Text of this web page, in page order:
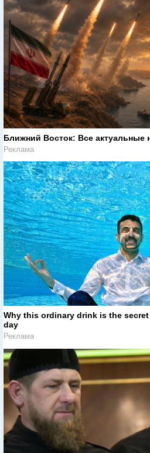
Ближний Восток: Все актуальные
Реклама
Why this ordinary drink is the
day
Реклама